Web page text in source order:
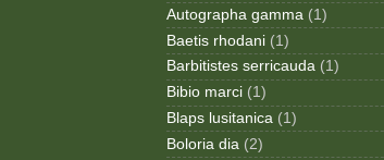
Autographa gamma (1)
Baetis rhodani (1)
Barbitistes serricauda (1)
Bibio marci (1)
Blaps lusitanica (1)
Boloria dia (2)